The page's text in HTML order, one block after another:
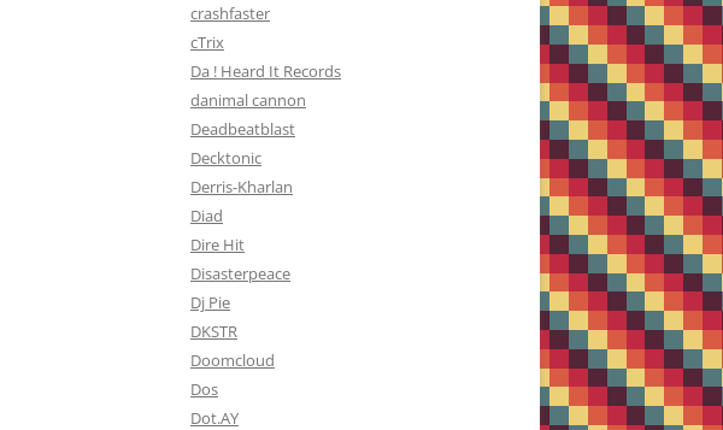
crashfaster
cTrix
Da ! Heard It Records
danimal cannon
Deadbeatblast
Decktonic
Derris-Kharlan
Diad
Dire Hit
Disasterpeace
Dj Pie
DKSTR
Doomcloud
Dos
Dot.AY